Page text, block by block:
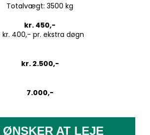
Totalvægt: 3500 kg
kr. 450,-
kr. 400,- pr. ekstra døgn
kr. 2.500,-
7.000,-
ØNSKER AT LEJE